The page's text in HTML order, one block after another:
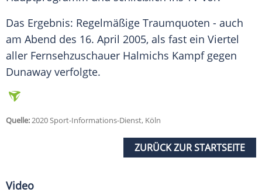
Das Ergebnis: Regelmäßige Traumquoten - auch
am Abend des 16. April 2005, als fast ein Viertel
aller Fernsehzuschauer Halmichs Kampf gegen
Dunaway verfolgte.
Quelle:2020 Sport-Informations-Dienst, Köln
ZURÜCK ZUR STARTSEITE
Video